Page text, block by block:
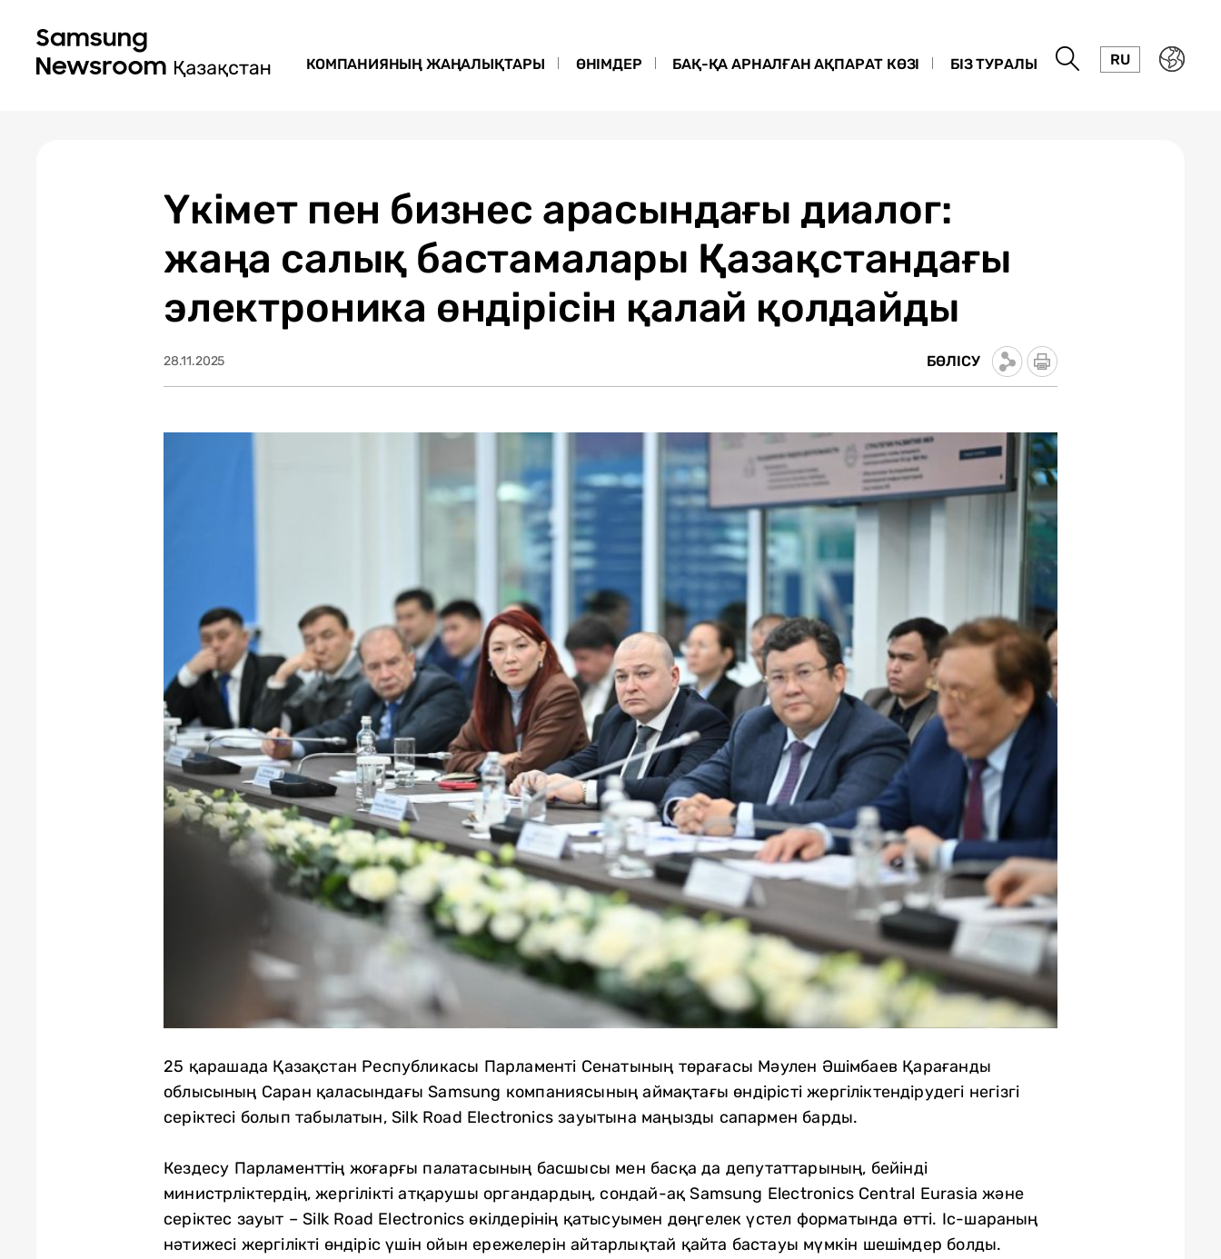
КОМПАНИЯНЫҢ ЖАҢАЛЫҚТАРЫ ӨНІМДЕР БАҚ-ҚА АРНАЛҒАН АҚПАРАТ КӨЗІ БІЗ ТУРАЛЫ RU
Үкімет пен бизнес арасындағы диалог:
жаңа салық бастамалары Қазақстандағы
электроника өндірісін қалай қолдайды
28.11.2025 БӨЛІСУ
25 қарашада Қазақстан Республикасы Парламенті Сенатының төрағасы Мәулен Әшімбаев Қарағанды ​​
облысының Саран қаласындағы Samsung компаниясының аймақтағы өндірісті жергіліктендірудегі негізгі
серіктесі болып табылатын, Silk Road Electronics зауытына маңызды сапармен барды.
Кездесу Парламенттің жоғарғы палатасының басшысы мен басқа да депутаттарының, бейінді
министрліктердің, жергілікті атқарушы органдардың, сондай-ақ Samsung Electronics Central Eurasia және
серіктес зауыт – Silk Road Electronics өкілдерінің қатысуымен дөңгелек үстел форматында өтті. Іс-шараның
нәтижесі жергілікті өндіріс үшін ойын ережелерін айтарлықтай қайта бастауы мүмкін шешімдер болды.